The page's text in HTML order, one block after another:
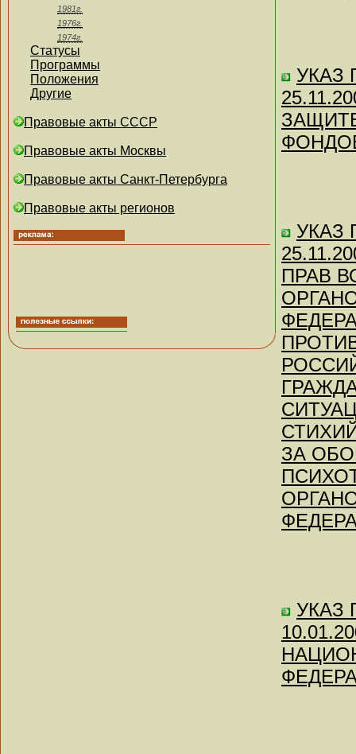
1981г.
1976г.
1974г.
Статусы
Программы
Положения
Другие
Правовые акты СССР
Правовые акты Москвы
Правовые акты Санкт-Петербурга
Правовые акты регионов
УКАЗ
УКАЗ
ПРАВ
ЗА
УКАЗ